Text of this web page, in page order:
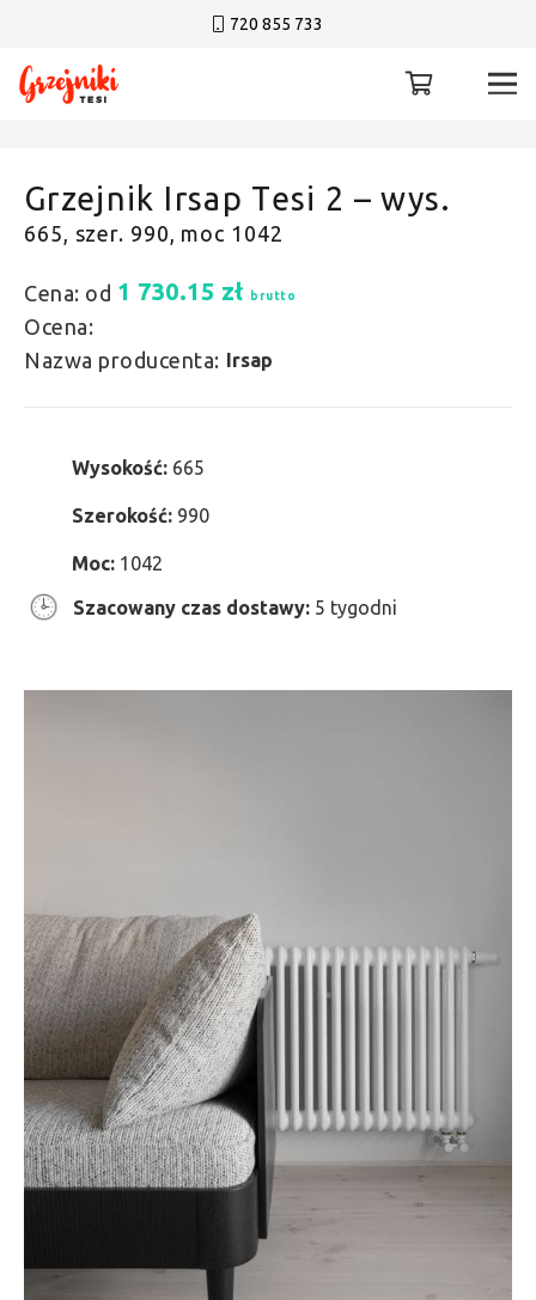
720 855 733
Grzejnik Irsap Tesi 2 – wys.
665, szer. 990, moc 1042
Cena: od 1 730.15 zł brutto
Ocena:
Nazwa producenta: Irsap
Wysokość: 665
Szerokość: 990
Moc: 1042
Szacowany czas dostawy: 5 tygodni